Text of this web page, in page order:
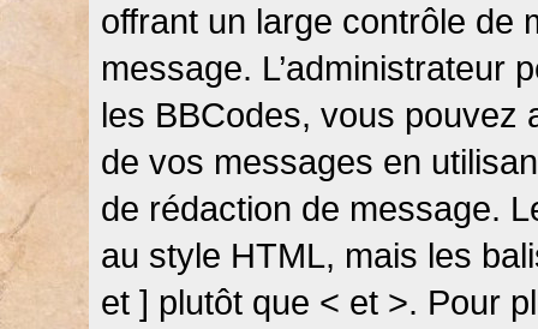
offrant un large contrôle de
message. L’administrateur
les BBCodes, vous pouvez
de vos messages en
de rédaction de message.
au style HTML, mais les
et ] plutôt que < et >. Pour